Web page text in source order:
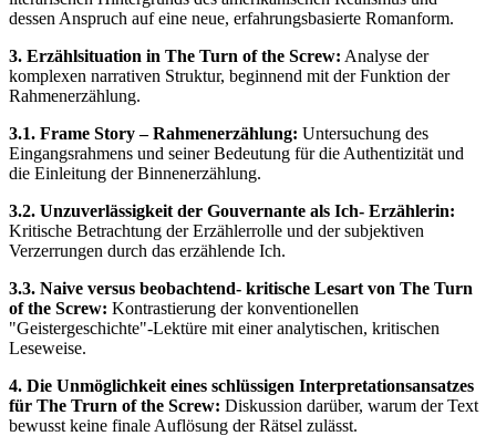
dessen Anspruch auf eine neue, erfahrungsbasierte Romanform.
3. Erzählsituation in The Turn of the Screw: Analyse der
komplexen narrativen Struktur, beginnend mit der Funktion der
Rahmenerzählung.
3.1. Frame Story – Rahmenerzählung: Untersuchung des
Eingangsrahmens und seiner Bedeutung für die Authentizität und
die Einleitung der Binnenerzählung.
3.2. Unzuverlässigkeit der Gouvernante als Ich- Erzählerin:
Kritische Betrachtung der Erzählerrolle und der subjektiven
Verzerrungen durch das erzählende Ich.
3.3. Naive versus beobachtend- kritische Lesart von The Turn
of the Screw: Kontrastierung der konventionellen
"Geistergeschichte"-Lektüre mit einer analytischen, kritischen
Leseweise.
4. Die Unmöglichkeit eines schlüssigen Interpretationsansatzes
für The Trurn of the Screw: Diskussion darüber, warum der Text
bewusst keine finale Auflösung der Rätsel zulässt.